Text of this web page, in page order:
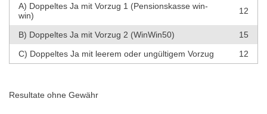
A) Doppeltes Ja mit Vorzug 1 (Pensionskasse win-
win)
12
B) Doppeltes Ja mit Vorzug 2 (WinWin50)
15
C) Doppeltes Ja mit leerem oder ungültigem Vorzug
12
Resultate ohne Gewähr